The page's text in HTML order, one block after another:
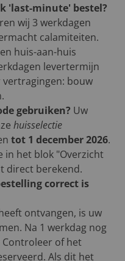
'last-minute' bestel?
wij 3 werkdagen
calamiteiten.
huis-aan-huis
levertermijn
bouw
gebruiken? Uw
huisselectie
tot 1 december 2026.
in het blok "Overzicht
direct berekend.
correct is
ontvangen, is uw
Na 1 werkdag nog
Controleer of het
Als dit het